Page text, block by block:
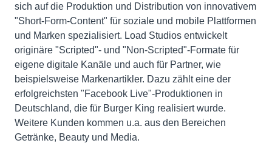
sich auf die Produktion und Distribution von innovativem
"Short-Form-Content" für soziale und mobile Plattformen
und Marken spezialisiert. Load Studios entwickelt
originäre "Scripted"- und "Non-Scripted"-Formate für
eigene digitale Kanäle und auch für Partner, wie
beispielsweise Markenartikler. Dazu zählt eine der
erfolgreichsten "Facebook Live"-Produktionen in
Deutschland, die für Burger King realisiert wurde.
Weitere Kunden kommen u.a. aus den Bereichen
Getränke, Beauty und Media.